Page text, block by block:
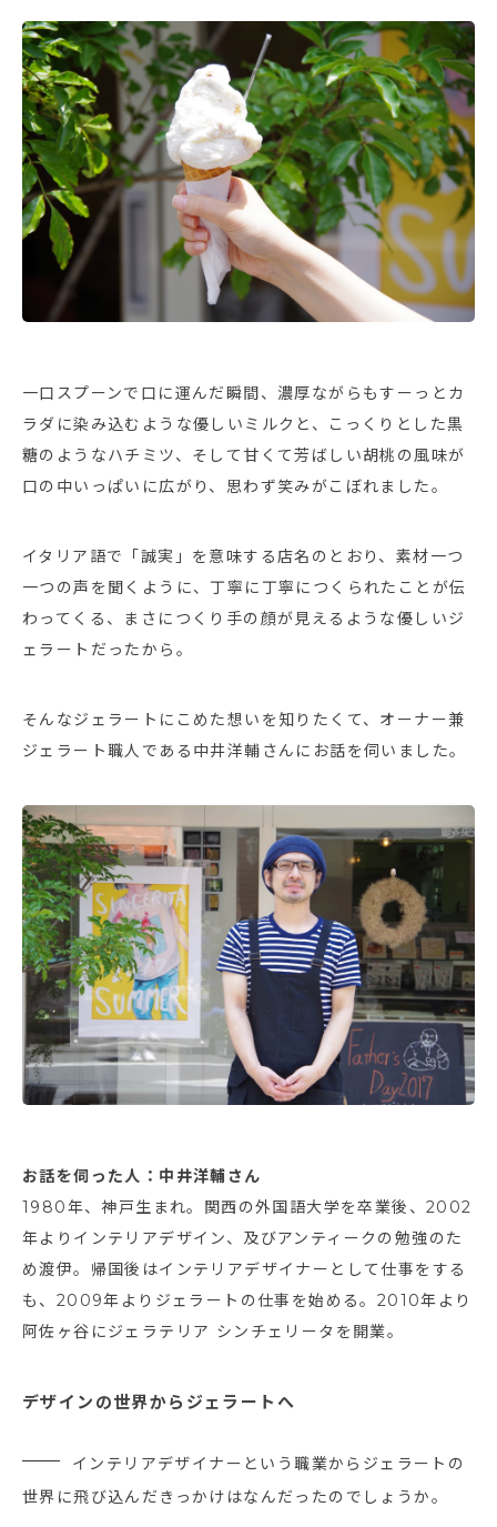
一口スプーンで口に運んだ瞬間、濃厚ながらもすーっとカ
ラダに染み込むような優しいミルクと、こっくりとした黒
糖のようなハチミツ、そして甘くて芳ばしい胡桃の風味が
口の中いっぱいに広がり、思わず笑みがこぼれました。
イタリア語で「誠実」を意味する店名のとおり、素材一つ
一つの声を聞くように、丁寧に丁寧につくられたことが伝
わってくる、まさにつくり手の顔が見えるような優しいジ
ェラートだったから。
そんなジェラートにこめた想いを知りたくて、オーナー兼
ジェラート職人である中井洋輔さんにお話を伺いました。
お話を伺った人：中井洋輔さん
1980年、神戸生まれ。関西の外国語大学を卒業後、2002
年よりインテリアデザイン、及びアンティークの勉強のた
め渡伊。帰国後はインテリアデザイナーとして仕事をする
も、2009年よりジェラートの仕事を始める。2010年より
阿佐ヶ谷にジェラテリア シンチェリータを開業。
デザインの世界からジェラートへ
インテリアデザイナーという職業からジェラートの
世界に飛び込んだきっかけはなんだったのでしょうか。